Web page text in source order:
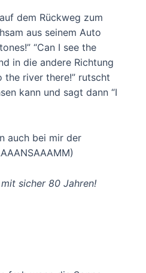
dem Rückweg zum
aus seinem Auto
“Can I see the
in die andere Richtung
the river there!” rutscht
kann und sagt dann “I
auch bei mir der
sicher 80 Jahren!